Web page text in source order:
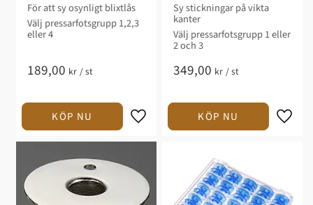
För att sy osynligt blixtlås
Välj pressarfotsgrupp 1,2,3
eller 4
189,00 kr /st
Sy stickningar på vikta
kanter
Välj pressarfotsgrupp 1 eller
2 och 3
349,00 kr /st